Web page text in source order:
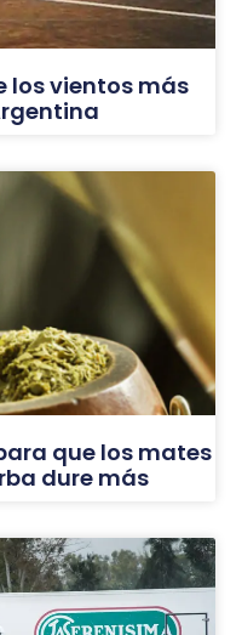
los vientos más
que los mates
dure más